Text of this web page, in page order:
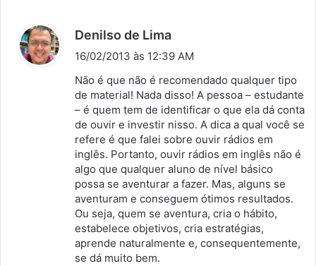
Denilso de Lima
i
s
e
:
16/02/2013 às 12:39 AM
Não é que não é recomendado qualquer tipo
de material! Nada disso! A pessoa – estudante
– é quem tem de identificar o que ela dá conta
de ouvir e investir nisso. A dica a qual você se
refere é que falei sobre ouvir rádios em
inglês. Portanto, ouvir rádios em inglês não é
algo que qualquer aluno de nível básico
possa se aventurar a fazer. Mas, alguns se
aventuram e conseguem ótimos resultados.
Ou seja, quem se aventura, cria o hábito,
estabelece objetivos, cria estratégias,
aprende naturalmente e, consequentemente,
se dá muito bem.